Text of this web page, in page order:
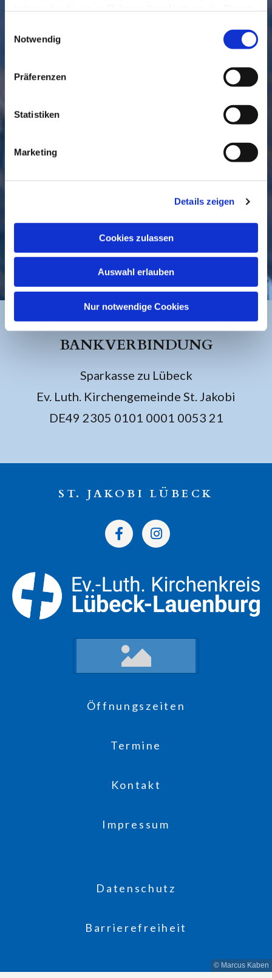
Notwendig
Präferenzen
Statistiken
Marketing
Details zeigen
Cookies zulassen
Auswahl erlauben
Nur notwendige Cookies
SCHNELL // NAVIGIERT
GEMEINDE BESUCHEN
BANKVERBINDUNG
Sparkasse zu Lübeck
Ev. Luth. Kirchengemeinde St. Jakobi
DE49 2305 0101 0001 0053 21
ST. JAKOBI LÜBECK
Öffnungszeiten
Termine
Kontakt
Impressum
Datenschutz
Barrierefreiheit
© Marcus Kaben